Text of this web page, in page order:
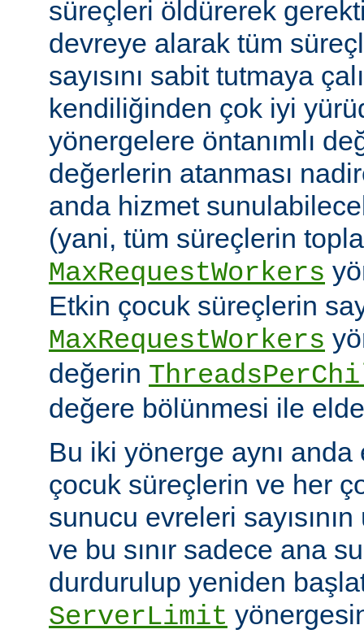
süreçleri öldürerek
devreye alarak tüm
sayısını sabit tutmaya
kendiliğinden çok iyi
yönergelere öntanımlı
değerlerin atanması
anda hizmet
(yani, tüm süreçlerin
MaxRequestWorkers
Etkin çocuk süreçlerin
MaxRequestWorkers
değerin
değere bölünmesi ile
Bu iki yönerge aynı
çocuk süreçlerin ve her
sunucu evreleri sayısının
ve bu sınır sadece ana
durdurulup yeniden
ServerLimit